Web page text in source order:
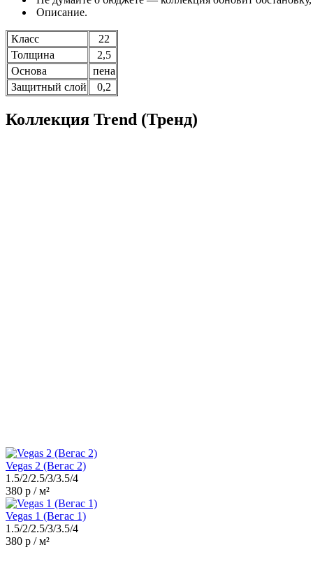
Описание.
Класс
22
Толщина
2,5
Основа
пена
Защитный слой
0,2
Коллекция Trend (Тренд)
Vegas 2 (Вегас 2)
1.5/2/2.5/3/3.5/4
380 р / м²
Vegas 1 (Вегас 1)
1.5/2/2.5/3/3.5/4
380 р / м²